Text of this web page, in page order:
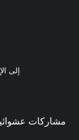
إلى
مشاركات